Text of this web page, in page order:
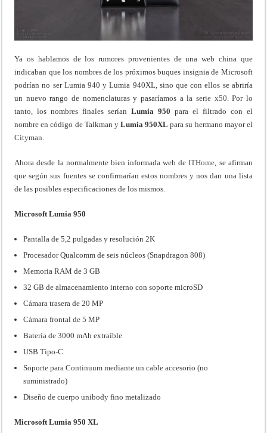
Ya os hablamos de los rumores provenientes de una web china que
indicaban que los nombres de los próximos buques insignia de Microsoft
podrían no ser Lumia 940 y Lumia 940XL, sino que con ellos se abriría
un nuevo rango de nomenclaturas y pasaríamos a la serie x50 . Por lo
tanto, los nombres finales seríanLumia 950 para el filtrado con el
nombre en código de Talkman y Lumia 950XL para su hermano mayor el
Cityman.
Ahora desde la normalmente bien informada web deITHome , se afirman
que según sus fuentes se confirmarían estos nombres y nos dan una lista
de las posibles especificaciones de los mismos.
Microsoft Lumia 950
Pantalla de 5,2 pulgadas y resolución 2K
Procesador Qualcomm de seis núcleos (Snapdragon 808)
Memoria RAM de 3 GB
32 GB de almacenamiento interno con soporte microSD
Cámara trasera de 20 MP
Cámara frontal de 5 MP
Batería de 3000 mAh extraíble
USB Tipo-C
Soporte para Continuum mediante un cable accesorio (no
suministrado)
Diseño de cuerpo unibody fino metalizado
Microsoft Lumia 950 XL